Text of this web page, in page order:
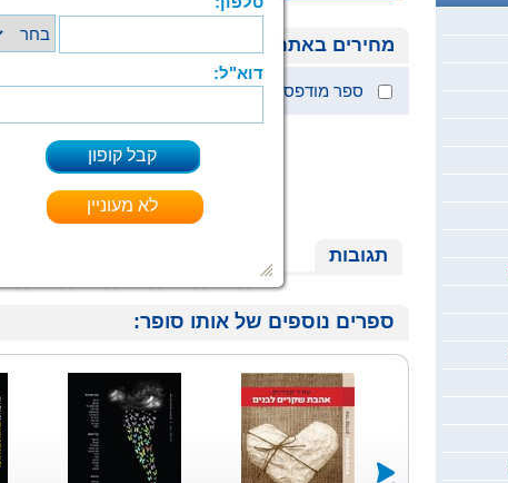
מחירים באתר
ספר מודפס 77 ₪
תגובות
ספרים נוספים של אותו סופר: